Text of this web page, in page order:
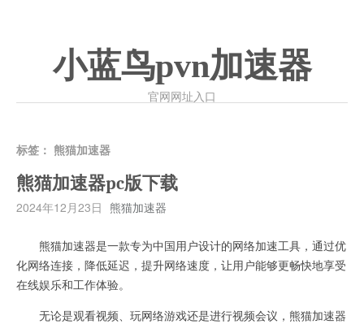
小蓝鸟pvn加速器
官网网址入口
标签： 熊猫加速器
熊猫加速器pc版下载
2024年12月23日 熊猫加速器
熊猫加速器是一款专为中国用户设计的网络加速工具，通过优
化网络连接，降低延迟，提升网络速度，让用户能够更畅快地享受
在线娱乐和工作体验。
无论是观看视频、玩网络游戏还是进行视频会议，熊猫加速器